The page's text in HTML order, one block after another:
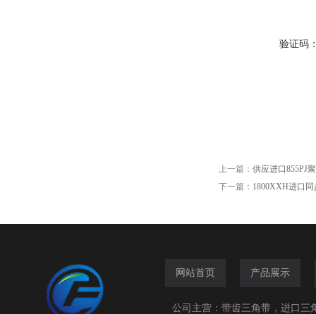
验证码
上一篇： 供应进口855PJ
下一篇： 1800XXH进口
网站首页 产品展示
公司主营：带齿三角带，进口三